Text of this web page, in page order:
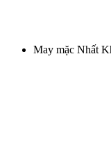
May mặc Nhất